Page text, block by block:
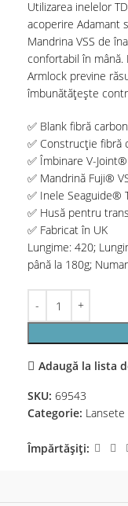
Utilizarea inelelor
acoperire Adamant
Mandrina VSS de
confortabil în mână.
Armlock previne
îmbunătățește
✅ Blank fibră
✅ Construcție fibră
✅ Îmbinare V-
✅ Mandrină Fuji®
✅ Inele Seaguide®
✅ Husă pentru
✅ Fabricat în UK
Lungime: 420;
până la 180g;
Adaugă la lista
SKU: 69543
Categorie:
Împărtășiți: